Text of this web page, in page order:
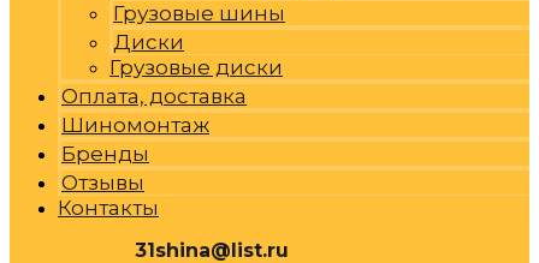
Грузовые шины
Диски
Грузовые диски
Оплата, доставка
Шиномонтаж
Бренды
Отзывы
Контакты
31shina@list.ru